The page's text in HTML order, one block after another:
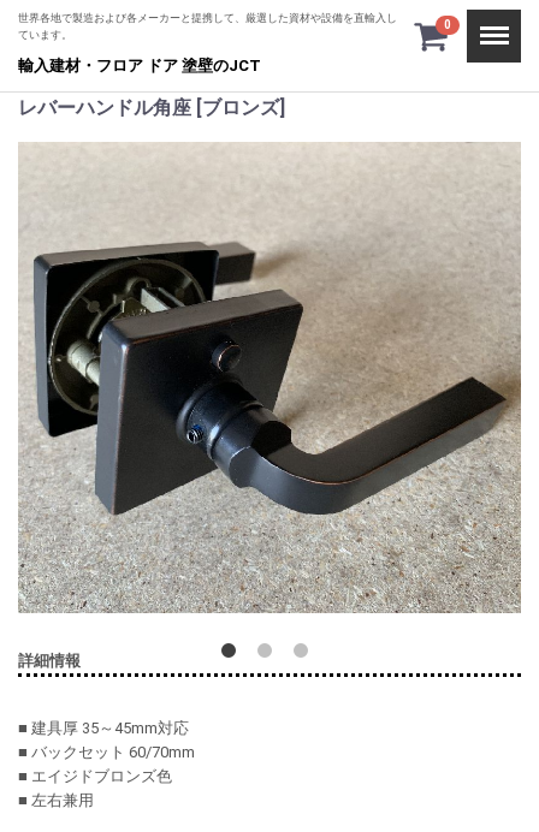
世界各地で製造および各メーカーと提携して、厳選した資材や設備を直輸入し
ています。
輸入建材・フロア ドア 塗壁のJCT
0
レバーハンドル角座 [ブロンズ]
詳細情報
■ 建具厚 35～45mm対応
■ バックセット 60/70mm
■ エイジドブロンズ色
■ 左右兼用